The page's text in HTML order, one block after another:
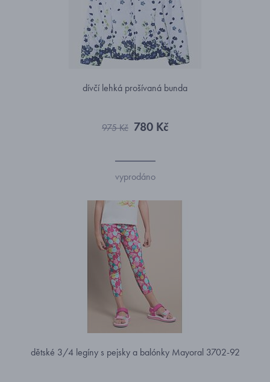
dívčí lehká prošívaná bunda
975 Kč 780 Kč
vyprodáno
dětské 3/4 legíny s pejsky a balónky Mayoral 3702-92